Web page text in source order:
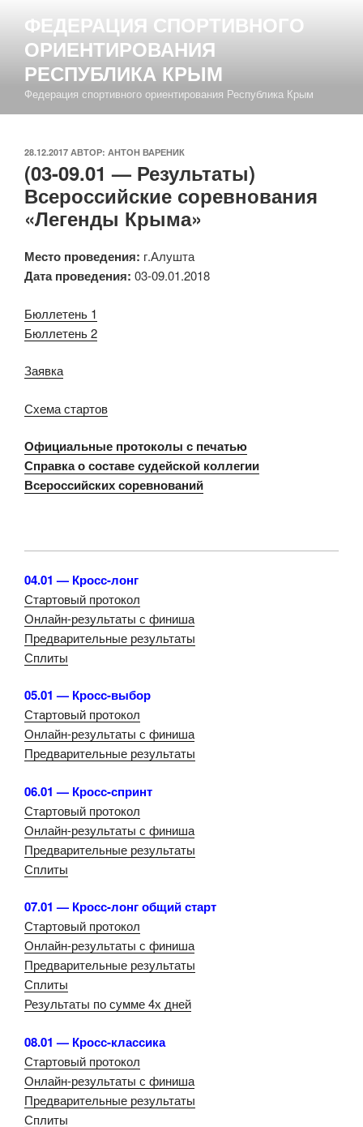
содержимому
ФЕДЕРАЦИЯ СПОРТИВНОГО
ОРИЕНТИРОВАНИЯ
РЕСПУБЛИКА КРЫМ
Федерация спортивного ориентирования Республика Крым
ОПУБЛИКОВАНО
28.12.2017 АВТОР: АНТОН ВАРЕНИК
(03-09.01 — Результаты)
Всероссийские соревнования
«Легенды Крыма»
Место проведения: г.Алушта
Дата проведения: 03-09.01.2018
Бюллетень 1
Бюллетень 2
Заявка
Схема стартов
Официальные протоколы с печатью
Справка о составе судейской коллегии
Всероссийских соревнований
04.01 — Кросс-лонг
Стартовый протокол
Онлайн-результаты с финиша
Предварительные результаты
Сплиты
05.01 — Кросс-выбор
Стартовый протокол
Онлайн-результаты с финиша
Предварительные результаты
06.01 — Кросс-спринт
Стартовый протокол
Онлайн-результаты с финиша
Предварительные результаты
Сплиты
07.01 — Кросс-лонг общий старт
Стартовый протокол
Онлайн-результаты с финиша
Предварительные результаты
Сплиты
Результаты по сумме 4х дней
08.01 — Кросс-классика
Стартовый протокол
Онлайн-результаты с финиша
Предварительные результаты
Сплиты